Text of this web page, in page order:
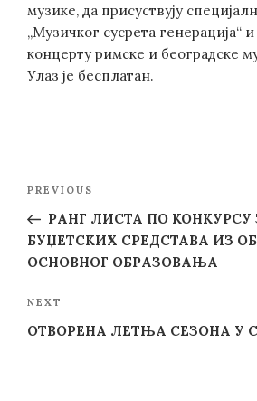
музике, да присуствују
„Музичког сусрета генерација“
концерту римске и београдске
Улаз је бесплатан.
Post
Previous
Post
PREVIOUS
РАНГ ЛИСТА ПО КОНКУРСУ
БУЏЕТСКИХ СРЕДСТАВА ИЗ
ОСНОВНОГ ОБРАЗОВАЊА
Next
Post
NEXT
ОТВОРЕНА ЛЕТЊА СЕЗОНА У